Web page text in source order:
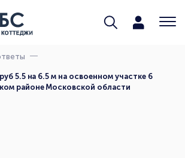
5.5 на 6.5 м на освоенном участке 6
районе Московской области